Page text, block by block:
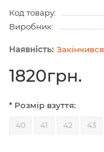
Код товару:
Виробник:
Закінчився
1820грн.
* Розмір взуття:
40 41 42 43